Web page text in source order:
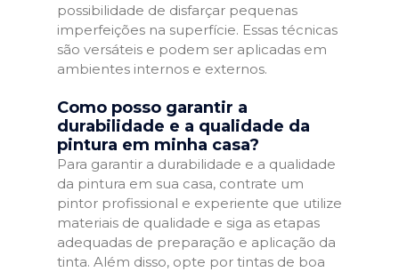
possibilidade de disfarçar pequenas
imperfeições na superfície. Essas técnicas
são versáteis e podem ser aplicadas em
ambientes internos e externos.
Como posso garantir a
durabilidade e a qualidade da
pintura em minha casa?
Para garantir a durabilidade e a qualidade
da pintura em sua casa, contrate um
pintor profissional e experiente que utilize
materiais de qualidade e siga as etapas
adequadas de preparação e aplicação da
tinta. Além disso, opte por tintas de boa